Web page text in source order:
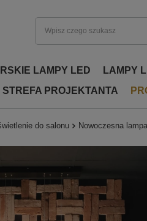
LAMPY LED LAMPY
STREFA PROJEKTANTA
do salonu Nowoczesna